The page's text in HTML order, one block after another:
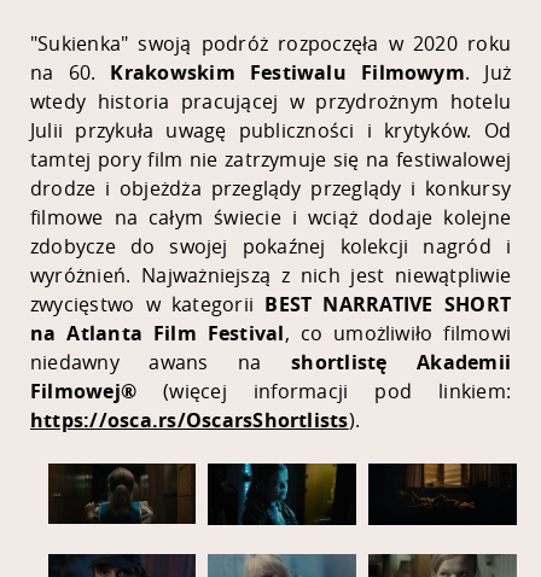
"Sukienka" swoją podróż rozpoczęła w 2020 roku
na 60. Krakowskim Festiwalu Filmowym. Już
wtedy historia pracującej w przydrożnym hotelu
Julii przykuła uwagę publiczności i krytyków. Od
tamtej pory film nie zatrzymuje się na festiwalowej
drodze i objeżdża przeglądy przeglądy i konkursy
filmowe na całym świecie i wciąż dodaje kolejne
zdobycze do swojej pokaźnej kolekcji nagród i
wyróżnień. Najważniejszą z nich jest niewątpliwie
zwycięstwo w kategorii BEST NARRATIVE SHORT
na Atlanta Film Festival, co umożliwiło filmowi
niedawny awans nashortlistę Akademii
Filmowej®(więcej informacji pod linkiem:
https://osca.rs/OscarsShortlists).